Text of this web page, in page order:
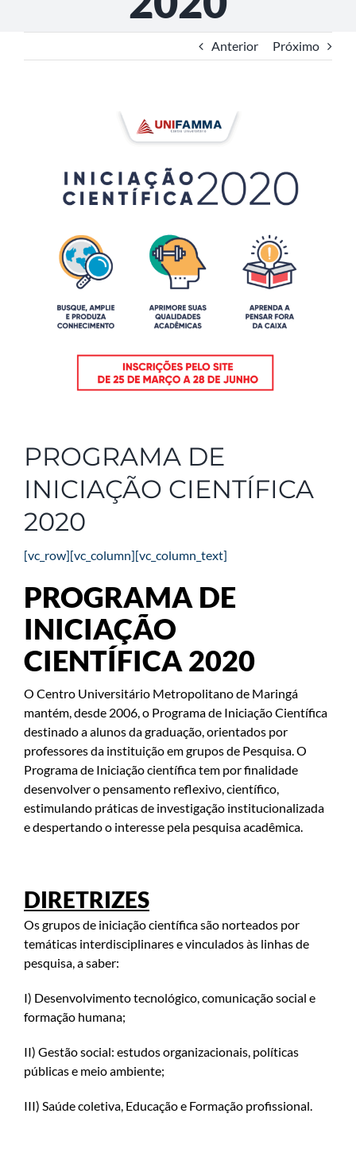
Anterior Próximo
PROGRAMA DE
INICIAÇÃO CIENTÍFICA
2020
[vc_row][vc_column][vc_column_text]
PROGRAMA DE
INICIAÇÃO
CIENTÍFICA 2020
O Centro Universitário Metropolitano de Maringá
mantém, desde 2006, o Programa de Iniciação Científica
destinado a alunos da graduação, orientados por
professores da instituição em grupos de Pesquisa. O
Programa de Iniciação científica tem por finalidade
desenvolver o pensamento reflexivo, científico,
estimulando práticas de investigação institucionalizada
e despertando o interesse pela pesquisa acadêmica.
DIRETRIZES
Os grupos de iniciação científica são norteados por
temáticas interdisciplinares e vinculados às linhas de
pesquisa, a saber:
I) Desenvolvimento tecnológico, comunicação social e
formação humana;
II) Gestão social: estudos organizacionais, políticas
públicas e meio ambiente;
III) Saúde coletiva, Educação e Formação profissional.